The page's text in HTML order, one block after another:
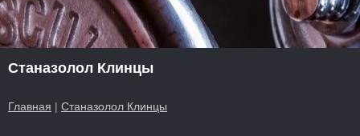
Станазолол Клинцы
Главная | Станазолол Клинцы